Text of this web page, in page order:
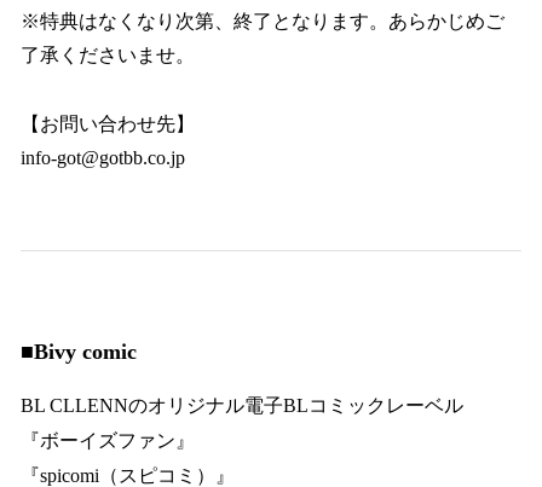
※特典はなくなり次第、終了となります。あらかじめご
了承くださいませ。
【お問い合わせ先】
info-got@gotbb.co.jp
■Bivy comic
BL CLLENNのオリジナル電子BLコミックレーベル
『ボーイズファン』
『spicomi（スピコミ）』